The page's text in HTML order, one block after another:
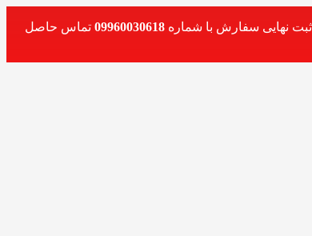
نهایی سفارش با شماره 09960030618 تماس حاصل